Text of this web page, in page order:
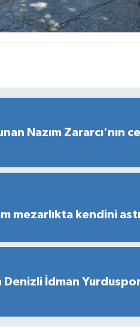
Nazım Zararcı'nın
mezarlıkta kendini astı
Denizli İdman